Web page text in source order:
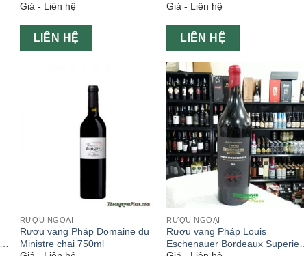
750ml
Giá - Liên hệ
LIÊN HỆ
Giá - Liên hệ
LIÊN HỆ
RƯỢU NGOẠI
Rượu vang Pháp Domaine du
Ministre chai 750ml
RƯỢU NGOẠI
Rượu vang Pháp Louis
Eschenauer Bordeaux Superieur